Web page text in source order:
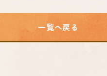
一覧へ戻る